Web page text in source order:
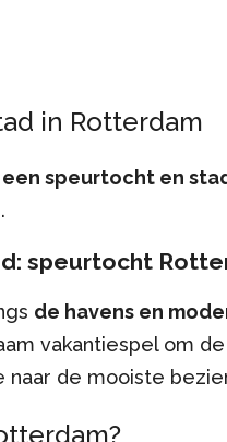
in Rotterdam
een speurtocht en
speurtocht
de havens en
vakantiespel om
naar de mooiste